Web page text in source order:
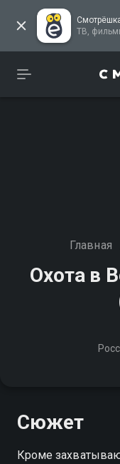
Главная
Охота в
Сюжет
Кроме